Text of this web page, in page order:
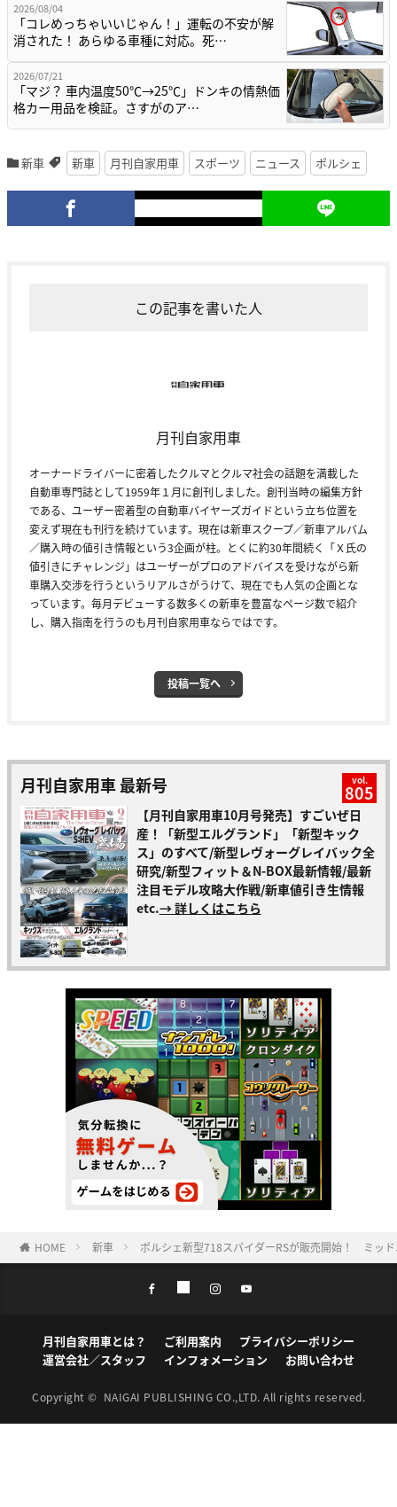
2026/08/04
「コレめっちゃいいじゃん！」運転の不安が解
消された！ あらゆる車種に対応。死…
2026/07/21
「マジ？ 車内温度50℃→25℃」ドンキの情熱価
格カー用品を検証。さすがのア…
新車 新車 月刊自家用車 スポーツ ニュース ポルシェ
この記事を書いた人
月刊自家用車
オーナードライバーに密着したクルマとクルマ社会の話題を満載した
自動車専門誌として1959年１月に創刊しました。創刊当時の編集方針
である、ユーザー密着型の自動車バイヤーズガイドという立ち位置を
変えず現在も刊行を続けています。現在は新車スクープ／新車アルバム
／購入時の値引き情報という3企画が柱。とくに約30年間続く「Ｘ氏の
値引きにチャレンジ」はユーザーがプロのアドバイスを受けながら新
車購入交渉を行うというリアルさがうけて、現在でも人気の企画とな
っています。毎月デビューする数多くの新車を豊富なページ数で紹介
し、購入指南を行うのも月刊自家用車ならではです。
投稿一覧へ
月刊自家用車 最新号 vol.
805
【月刊自家用車10月号発売】すごいぜ日
産！「新型エルグランド」「新型キック
ス」のすべて/新型レヴォーグレイバック全
研究/新型フィット＆N-BOX最新情報/最新
注目モデル攻略大作戦/新車値引き生情報
etc.→ 詳しくはこちら
HOME 新車 ポルシェ新型718スパイダーRSが販売開始！ ミッ
月刊自家用車とは？ ご利用案内
プライバシーポリシー
運営会社／スタッフ
インフォメーション お問い合わせ
Copyright © NAIGAI PUBLISHING CO.,LTD. All rights reserved.